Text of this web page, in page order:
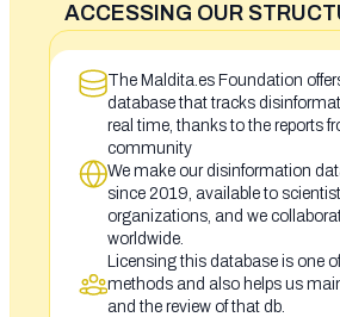
ACCESSING OUR
The Maldita.es Foundation
database that tracks
real time, thanks to the reports
community
We make our disinformation
since 2019, available to
organizations, and we
worldwide.
Licensing this database is one
methods and also helps us
and the review of that db.